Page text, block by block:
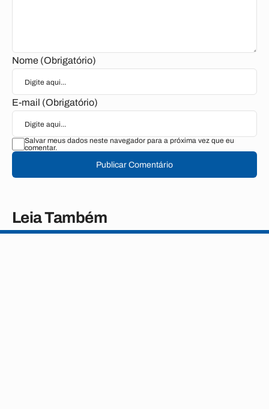
Nome (Obrigatório)
E-mail (Obrigatório)
Salvar meus dados neste navegador para a próxima vez que eu
comentar.
Publicar Comentário
Leia Também